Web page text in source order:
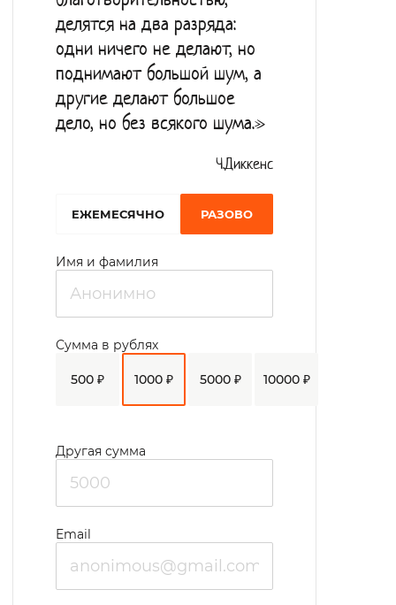
делятся на два разряда:
одни ничего не делают, но
поднимают большой шум, а
другие делают большое
дело, но без всякого шума.»
Ч.Диккенс
EЖЕМЕСЯЧНО РАЗОВО
Имя и фамилия
500 ₽ 1000 ₽ 5000 ₽ 10000 ₽
Сумма в рублях
Другая сумма
Email